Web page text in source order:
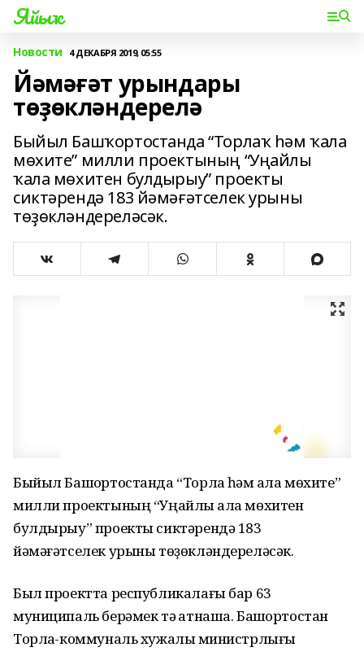
Яйыҡ
Новости 4 ДЕКАБРЯ 2019, 05:55
Йәмәғәт урындары
төҙөкләндерелә
Быйыл Башҡортостанда “Торлаҡ һәм ҡала
мөхите” милли проектының “Уңайлы
ҡала мөхитен булдырыу” проекты
сиктәрендә 183 йәмәғәтселек урыны
төҙөкләндереләсәк.
Быйыл Башҡортостанда “Торлаҡ һәм ҡала мөхите”
милли проектының “Уңайлы ҡала мөхитен
булдырыу” проекты сиктәрендә 183
йәмәғәтселек урыны төҙөкләндереләсәк.
Был проектта республикалағы бар 63
муниципаль берәмек тә ҡатнаша. Башҡортостан
Торлаҡ-коммуналь хужалыҡ министрлығы